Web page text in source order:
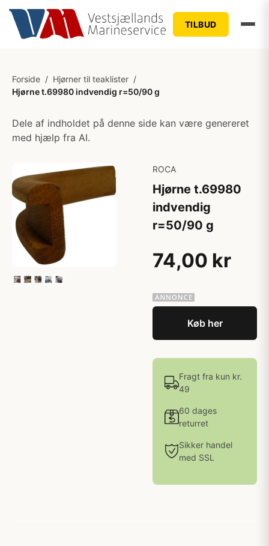
TILBUD
Forside / Hjørner til teaklister /
Hjørne t.69980 indvendig r=50/90 g
Dele af indholdet på denne side kan være genereret
med hjælp fra AI.
ROCA
Hjørne t.69980
indvendig
r=50/90 g
74,00 kr
Køb her
Fragt fra kun kr.
49
60 dages
returret
Sikker handel
med SSL